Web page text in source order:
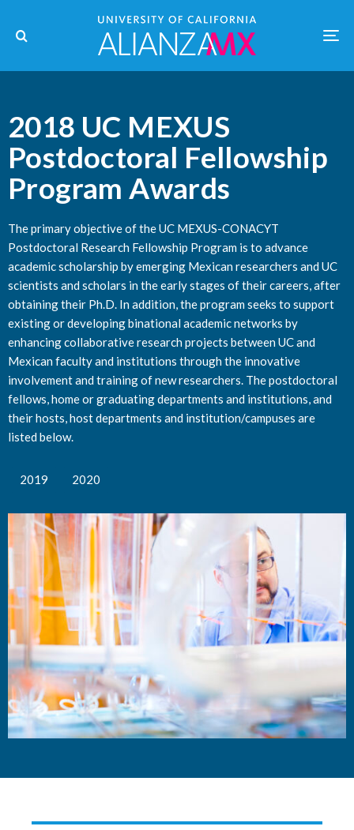
2018 UC MEXUS
Postdoctoral Fellowship
Program Awards
The primary objective of the UC MEXUS-CONACYT
Postdoctoral Research Fellowship Program is to advance
academic scholarship by emerging Mexican researchers and UC
scientists and scholars in the early stages of their careers, after
obtaining their Ph.D. In addition, the program seeks to support
existing or developing binational academic networks by
enhancing collaborative research projects between UC and
Mexican faculty and institutions through the innovative
involvement and training of new researchers. The postdoctoral
fellows, home or graduating departments and institutions, and
their hosts, host departments and institution/campuses are
listed below.
2019 2020